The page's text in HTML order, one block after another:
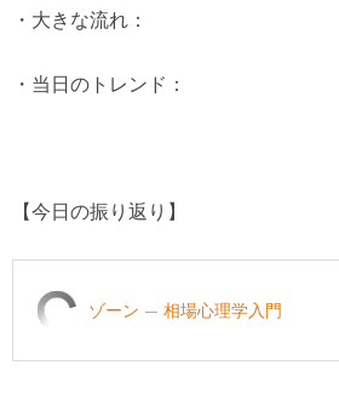
・大きな流れ：
・当日のトレンド：
【今日の振り返り】
ゾーン — 相場心理学入門